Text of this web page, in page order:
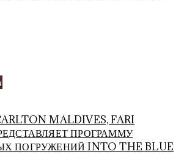
MALDIVES, FARI
ПРОГРАММУ
ПОГРУЖЕНИЙ INTO THE BLUE